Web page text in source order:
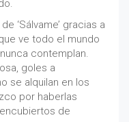
‘Sálvame’ gracias a
ve todo el mundo
contemplan.
goles a
se alquilan en los
por haberlas
de